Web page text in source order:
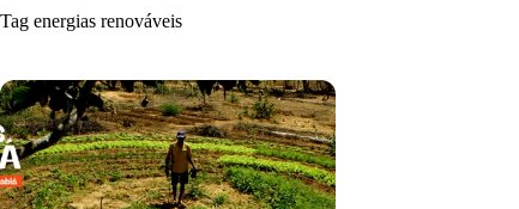
Tag energias renováveis